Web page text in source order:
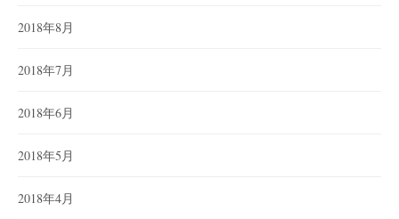
2018年8月
2018年7月
2018年6月
2018年5月
2018年4月